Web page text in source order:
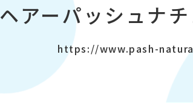
ヘアーパッシュナ
https://www.pash-